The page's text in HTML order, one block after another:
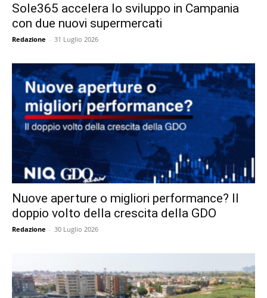
Sole365 accelera lo sviluppo in Campania
con due nuovi supermercati
Redazione - 31 Luglio 2026
Nuove aperture o migliori performance? Il
doppio volto della crescita della GDO
Redazione - 30 Luglio 2026